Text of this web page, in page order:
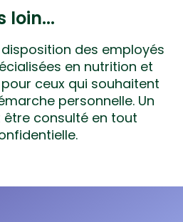
loin...
disposition des employés
en nutrition et
ceux qui souhaitent
personnelle. Un
consulté en tout